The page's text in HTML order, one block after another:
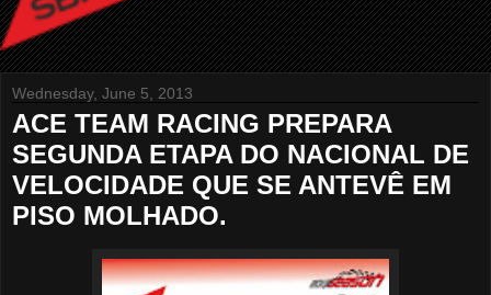
Wednesday, June 5, 2013
ACE TEAM RACING PREPARA
SEGUNDA ETAPA DO NACIONAL DE
VELOCIDADE QUE SE ANTEVÊ EM
PISO MOLHADO.